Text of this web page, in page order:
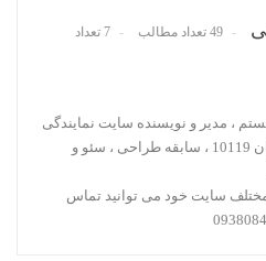
49 تعداد مطالب 7 تعداد
، مدیر و نویسنده سایت نمایندگی
شرکت گلدیران 10119 ، سابقه طراحی ، سئو و
سایت خود می توانید تماس